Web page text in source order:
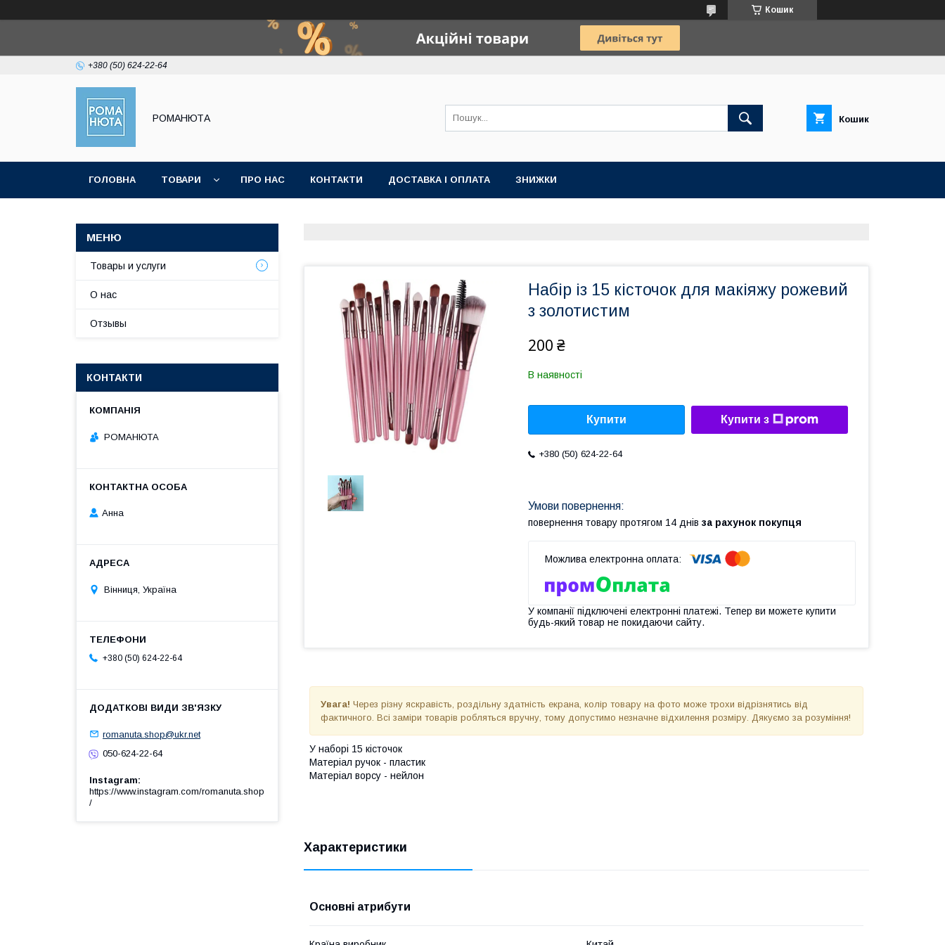
Кошик
+380 (50) 624-22-64
РОМАНЮТА Кошик
ГОЛОВНА ТОВАРИ ПРО НАС КОНТАКТИ ДОСТАВКА І ОПЛАТА ЗНИЖКИ
Набір із 15 кісточок для макіяжу рожевий
з золотистим
200 ₴
В наявності
Купити Купити з
+380 (50) 624-22-64
повернення товару протягом 14 днів за рахунок покупця
У компанії підключені електронні платежі. Тепер ви можете купити
будь-який товар не покидаючи сайту.
Увага! Через різну яскравість, роздільну здатність екрана, колір товару на фото може трохи відрізнятись від
фактичного. Всі заміри товарів робляться вручну, тому допустимо незначне відхилення розміру. Дякуємо за розуміння!
У наборі 15 кісточок
Матеріал ручок - пластик
Матеріал ворсу - нейлон
Характеристики
Основні атрибути
Товары и услуги
О нас
Отзывы
КОНТАКТИ
РОМАНЮТА
Анна
Вінниця, Україна
+380 (50) 624-22-64
romanuta.shop@ukr.net
050-624-22-64
Instagram
https://www.instagram.com/romanuta.shop
/